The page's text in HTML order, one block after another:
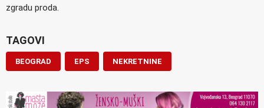
zgradu proda.
TAGOVI
BEOGRAD EPS NEKRETNINE